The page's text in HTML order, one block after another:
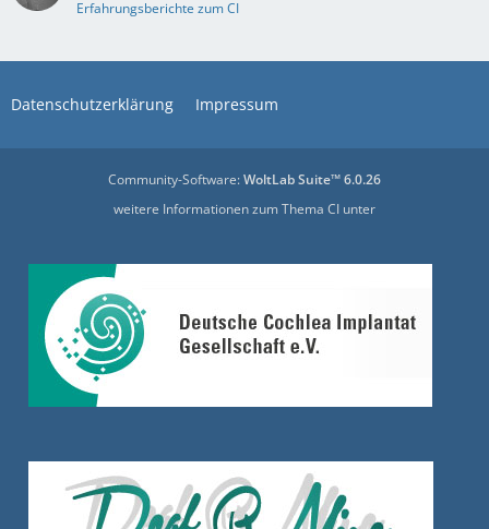
Erfahrungsberichte zum CI
Datenschutzerklärung Impressum
Community-Software:WoltLab Suite™ 6.0.26
weitere Informationen zum Thema CI unter